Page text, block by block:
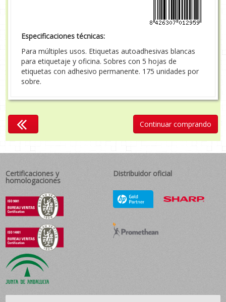
Especificaciones técnicas:
Para múltiples usos. Etiquetas autoadhesivas blancas
para etiquetaje y oficina. Sobres con 5 hojas de
etiquetas con adhesivo permanente. 175 unidades por
sobre.
Continuar comprando
Certificaciones y
homologaciones
Distribuidor oficial